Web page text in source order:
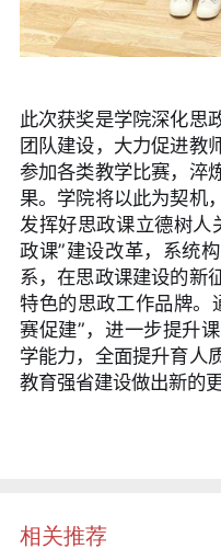
此次获奖是学院深化思
团队建设，大力促进教
参加各类教学比赛，淬
果。学院将以此为契机
发挥好思政课立德树人
政课”建设改革，系统
系，在思政课建设的新
特色的思政工作品牌。
赛促建”，进一步提升
学能力，全面提升育人
教育强省建设做出新的
相关推荐